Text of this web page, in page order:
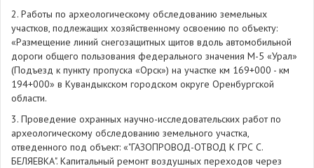
2. Работы по археологическому обследованию земельных
участков, подлежащих хозяйственному освоению по объекту:
«Размещение линий снегозащитных щитов вдоль автомобильной
дороги общего пользования федерального значения М-5 «Урал»
(Подъезд к пункту пропуска «Орск») на участке км 169+000 - км
194+000» в Кувандыкском городском округе Оренбургской
области.
3. Проведение охранных научно-исследовательских работ по
археологическому обследованию земельного участка,
отведенного под объект: «"ГАЗОПРОВОД-ОТВОД К ГРС С.
БЕЛЯЕВКА". Капитальный ремонт воздушных переходов через